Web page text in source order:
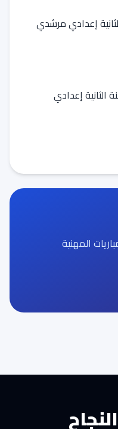
إعدادي مرشدي
الثانية إعدادي
المهنية